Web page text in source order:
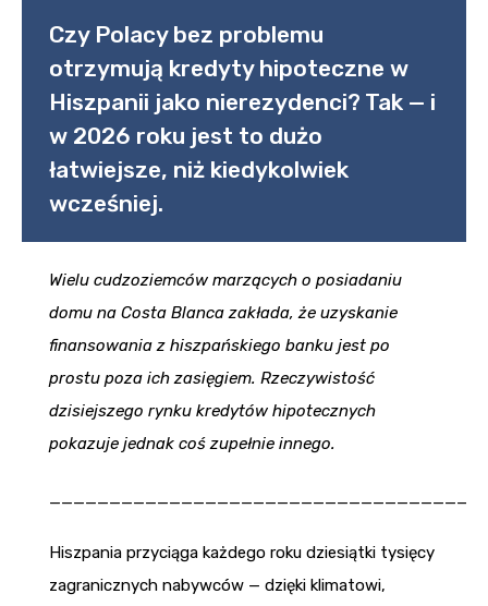
Czy Polacy bez problemu
otrzymują kredyty hipoteczne w
Hiszpanii jako nierezydenci? Tak — i
w 2026 roku jest to dużo
łatwiejsze, niż kiedykolwiek
wcześniej.
Wielu cudzoziemców marzących o posiadaniu
domu na Costa Blanca zakłada, że uzyskanie
finansowania z hiszpańskiego banku jest po
prostu poza ich zasięgiem. Rzeczywistość
dzisiejszego rynku kredytów hipotecznych
pokazuje jednak coś zupełnie innego.
Hiszpania przyciąga każdego roku dziesiątki tysięcy
zagranicznych nabywców — dzięki klimatowi,